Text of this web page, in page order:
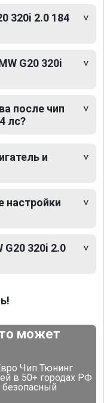
320i 2.0 184
G20 320i
после чип
лс?
и
настройки
G20 320i 2.0
может
Чип Тюнинг
в 50+ городах РФ